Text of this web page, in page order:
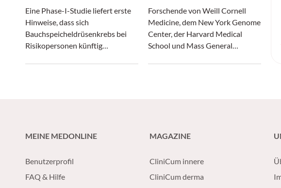
Eine Phase-I-Studie liefert erste
Hinweise, dass sich
Bauchspeicheldrüsenkrebs bei
Risikopersonen künftig
entschlüsselt
Forschende von Weill Cornell
Medicine, dem New York Genome
Center, der Harvard Medical
School und Mass General
MEINE MEDONLINE
Benutzerprofil
FAQ & Hilfe
MAGAZINE
CliniCum innere
CliniCum derma